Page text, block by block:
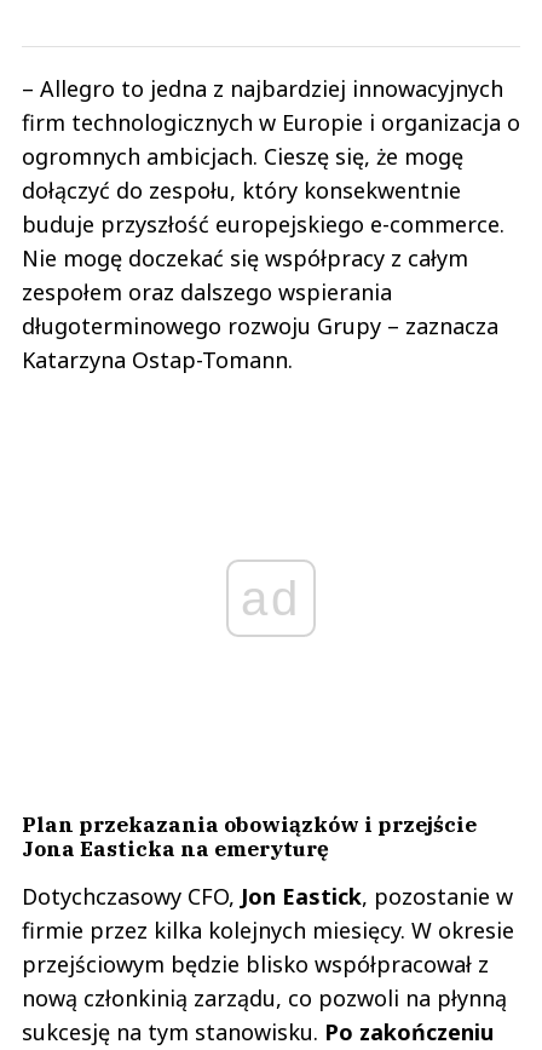
– Allegro to jedna z najbardziej innowacyjnych
firm technologicznych w Europie i organizacja o
ogromnych ambicjach. Cieszę się, że mogę
dołączyć do zespołu, który konsekwentnie
buduje przyszłość europejskiego e-commerce.
Nie mogę doczekać się współpracy z całym
zespołem oraz dalszego wspierania
długoterminowego rozwoju Grupy – zaznacza
Katarzyna Ostap-Tomann.
ad
Plan przekazania obowiązków i przejście
Jona Easticka na emeryturę
Dotychczasowy CFO, Jon Eastick, pozostanie w
firmie przez kilka kolejnych miesięcy. W okresie
przejściowym będzie blisko współpracował z
nową członkinią zarządu, co pozwoli na płynną
sukcesję na tym stanowisku. Po zakończeniu